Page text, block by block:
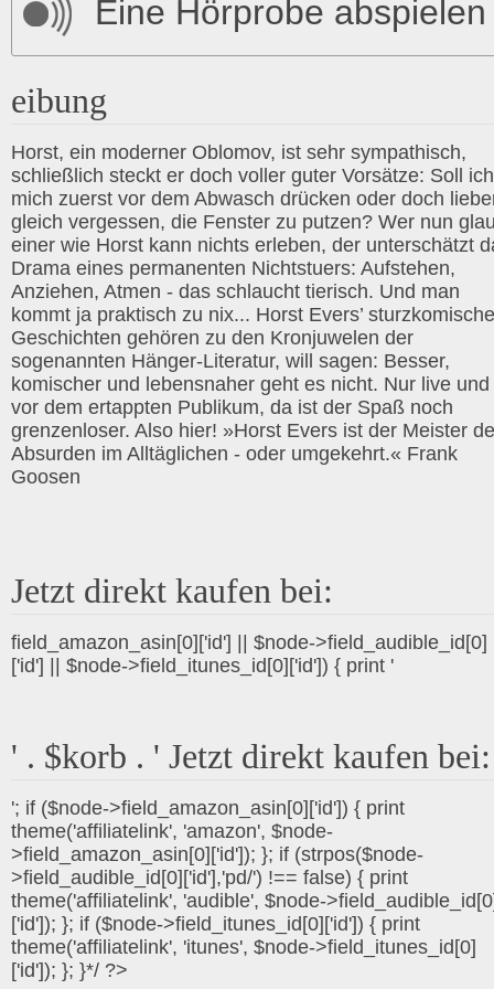
Eine Hörprobe abspielen
eibung
Horst, ein moderner Oblomov, ist sehr sympathisch,
schließlich steckt er doch voller guter Vorsätze: Soll ich
mich zuerst vor dem Abwasch drücken oder doch
gleich vergessen, die Fenster zu putzen? Wer nun
einer wie Horst kann nichts erleben, der unterschätzt
Drama eines permanenten Nichtstuers: Aufstehen,
Anziehen, Atmen - das schlaucht tierisch. Und man
kommt ja praktisch zu nix... Horst Evers’ sturzkomische
Geschichten gehören zu den Kronjuwelen der
sogenannten Hänger-Literatur, will sagen: Besser,
komischer und lebensnaher geht es nicht. Nur live und
vor dem ertappten Publikum, da ist der Spaß noch
grenzenloser. Also hier! »Horst Evers ist der Meister
Absurden im Alltäglichen - oder umgekehrt.« Frank
Goosen
Jetzt direkt kaufen bei:
field_amazon_asin[0]['id'] || $node->field_audible_id[0]
['id'] || $node->field_itunes_id[0]['id']) { print '
' . $korb . ' Jetzt direkt kaufen bei:
'; if ($node->field_amazon_asin[0]['id']) { print
theme('affiliatelink', 'amazon', $node-
>field_amazon_asin[0]['id']); }; if (strpos($node-
>field_audible_id[0]['id'],'pd/') !== false) { print
theme('affiliatelink', 'audible', $node-
['id']); }; if ($node->field_itunes_id[0]['id']) { print
theme('affiliatelink', 'itunes', $node->field_itunes_id[0]
['id']); }; }*/ ?>